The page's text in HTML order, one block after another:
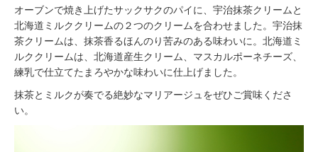
オーブンで焼き上げたサックサクのパイに、宇治抹茶クリームと
北海道ミルククリームの２つのクリームを合わせました。宇治抹
茶クリームは、抹茶香るほんのり苦みのある味わいに。北海道ミ
ルククリームは、北海道産生クリーム、マスカルポーネチーズ、
練乳で仕立てたまろやかな味わいに仕上げました。
抹茶とミルクが奏でる絶妙なマリアージュをぜひご賞味くださ
い。